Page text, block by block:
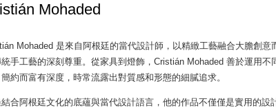
Mohaded
Mohaded 是來自阿根廷的當代設計師，以精緻工藝融合大膽創
手工藝的深刻尊重。從家具到燈飾，Cristián Mohaded 善於運用
約而富有深度，時常流露出對質感和形態的細膩追求。
合阿根廷文化的底蘊與當代設計語言，他的作品不僅僅是實用的